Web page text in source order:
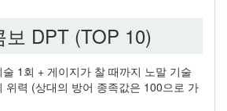
DPT (TOP 10)
1회 + 게이지가 찰 때까지 노말 기술
위력 (상대의 방어 종족값은 100으로 가